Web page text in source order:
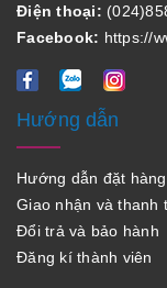
Điện thoại:
Facebook: https://
Hướng dẫn
Hướng dẫn đặt hàng
Giao nhận và thanh
Đổi trả và bảo hành
Đăng kí thành viên